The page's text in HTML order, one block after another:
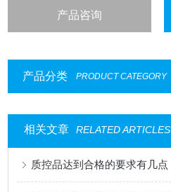
产品咨询
产品分类 PRODUCT CATEGORY
相关文章 RELATED ARTICLES
质控品达到合格的要求有几点